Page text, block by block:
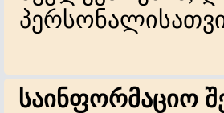
საინფორმაციო